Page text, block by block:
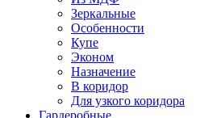
Зеркальные
Особенности
Купе
Эконом
Назначение
В коридор
Для узкого коридора
Гардеробные